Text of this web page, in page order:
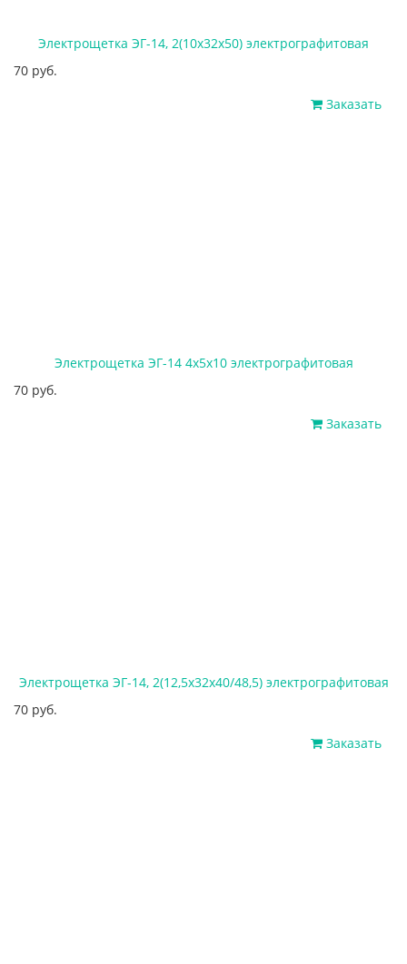
Электрощетка ЭГ-14, 2(10х32х50) электрографитовая
70 руб.
Заказать
Электрощетка ЭГ-14 4х5х10 электрографитовая
70 руб.
Заказать
Электрощетка ЭГ-14, 2(12,5х32х40/48,5) электрографитовая
70 руб.
Заказать